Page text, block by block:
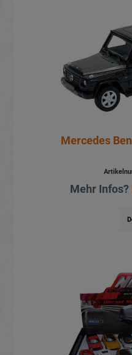
Mercedes
Mehr Infos?